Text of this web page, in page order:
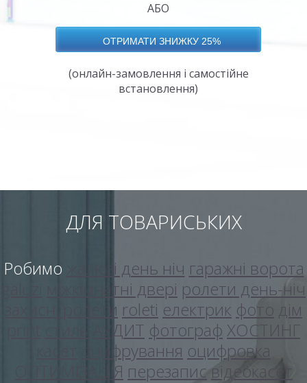
АБО
(онлайн-замовлення і самостійне
встановлення)
ДЛЯ ТОВАРИСЬКИХ
Робимо жалюзі день ніч гаражні ворота
міжкімнатні двері ролети день-ніч
захисні ролети roleti електрик фото дім
стиль АУДИТ фотограф ХОСТИНГ
оцифрування оцифровка
ОПТИМІЗАЦІЯ перезапис відеокасет